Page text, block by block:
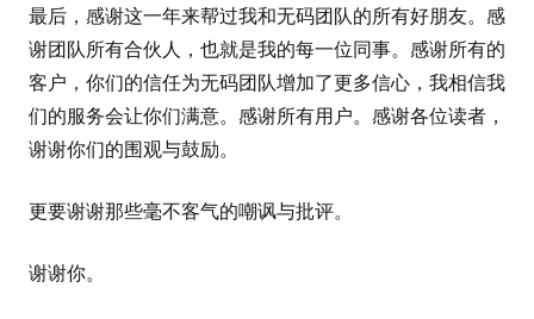
最后，感谢这一年来帮过我和无码团队的所有好朋友。感
谢团队所有合伙人，也就是我的每一位同事。感谢所有的
客户，你们的信任为无码团队增加了更多信心，我相信我
们的服务会让你们满意。感谢所有用户。感谢各位读者，
谢谢你们的围观与鼓励。
更要谢谢那些毫不客气的嘲讽与批评。
谢谢你。